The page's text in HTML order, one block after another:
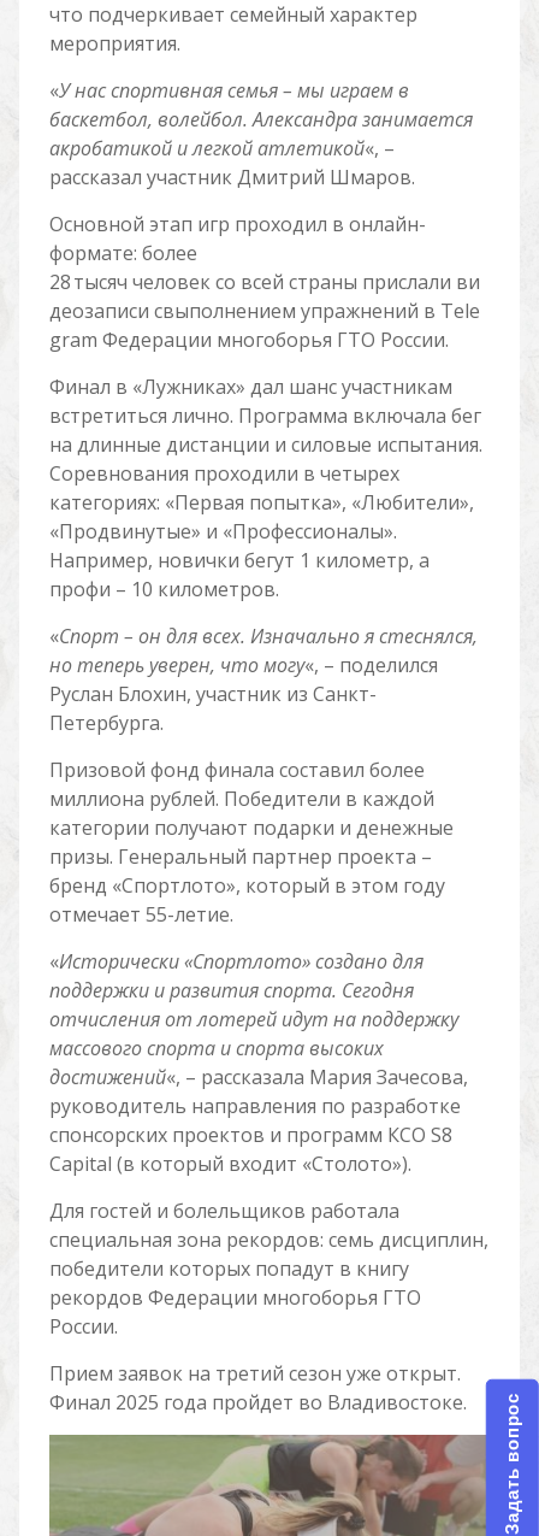
что подчеркивает семейный характер
мероприятия.
«У нас спортивная семья – мы играем в
баскетбол, волейбол. Александра занимается
акробатикой и легкой атлетикой«, –
рассказал участник Дмитрий Шмаров.
Основной этап игр проходил в онлайн-
формате: более
28 тысяч человек со всей страны прислали ви
деозаписи свыполнением упражнений в Tele
gram Федерации многоборья ГТО России.
Финал в «Лужниках» дал шанс участникам
встретиться лично. Программа включала бег
на длинные дистанции и силовые испытания.
Соревнования проходили в четырех
категориях: «Первая попытка», «Любители»,
«Продвинутые» и «Профессионалы».
Например, новички бегут 1 километр, а
профи – 10 километров.
«Спорт – он для всех. Изначально я стеснялся,
но теперь уверен, что могу«, – поделился
Руслан Блохин, участник из Санкт-
Петербурга.
Призовой фонд финала составил более
миллиона рублей. Победители в каждой
категории получают подарки и денежные
призы. Генеральный партнер проекта –
бренд «Спортлото», который в этом году
отмечает 55-летие.
«Исторически «Спортлото» создано для
поддержки и развития спорта. Сегодня
отчисления от лотерей идут на поддержку
массового спорта и спорта высоких
достижений«, – рассказала Мария Зачесова,
руководитель направления по разработке
спонсорских проектов и программ КСО S8
Capital (в который входит «Столото»).
Для гостей и болельщиков работала
специальная зона рекордов: семь дисциплин,
победители которых попадут в книгу
рекордов Федерации многоборья ГТО
России.
Прием заявок на третий сезон уже открыт.
Финал 2025 года пройдет во Владивостоке.
Задать вопрос